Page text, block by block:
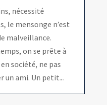
nécessité
le mensonge n’est
malveillance.
on se prête à
société, ne pas
un ami. Un petit...